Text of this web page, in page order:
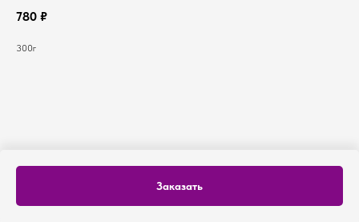
780 ₽
Заказать
300г